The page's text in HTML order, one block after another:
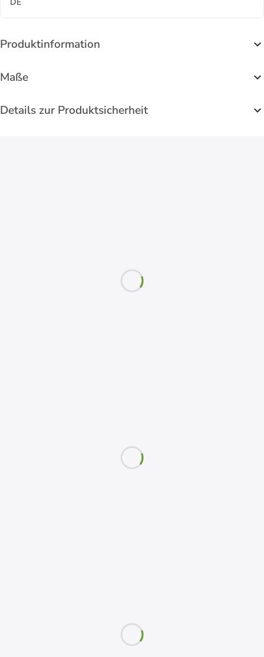
Produktinformation
Maße
Details zur Produktsicherheit